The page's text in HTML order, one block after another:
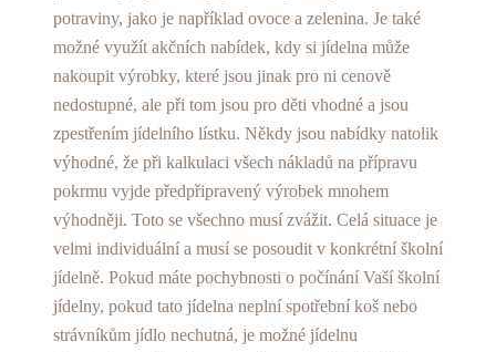
potraviny, jako je například ovoce a zelenina. Je také
možné využít akčních nabídek, kdy si jídelna může
nakoupit výrobky, které jsou jinak pro ni cenově
nedostupné, ale při tom jsou pro děti vhodné a jsou
zpestřením jídelního lístku. Někdy jsou nabídky natolik
výhodné, že při kalkulaci všech nákladů na přípravu
pokrmu vyjde předpřipravený výrobek mnohem
výhodněji. Toto se všechno musí zvážit. Celá situace je
velmi individuální a musí se posoudit v konkrétní školní
jídelně. Pokud máte pochybnosti o počínání Vaší školní
jídelny, pokud tato jídelna neplní spotřební koš nebo
strávníkům jídlo nechutná, je možné jídelnu